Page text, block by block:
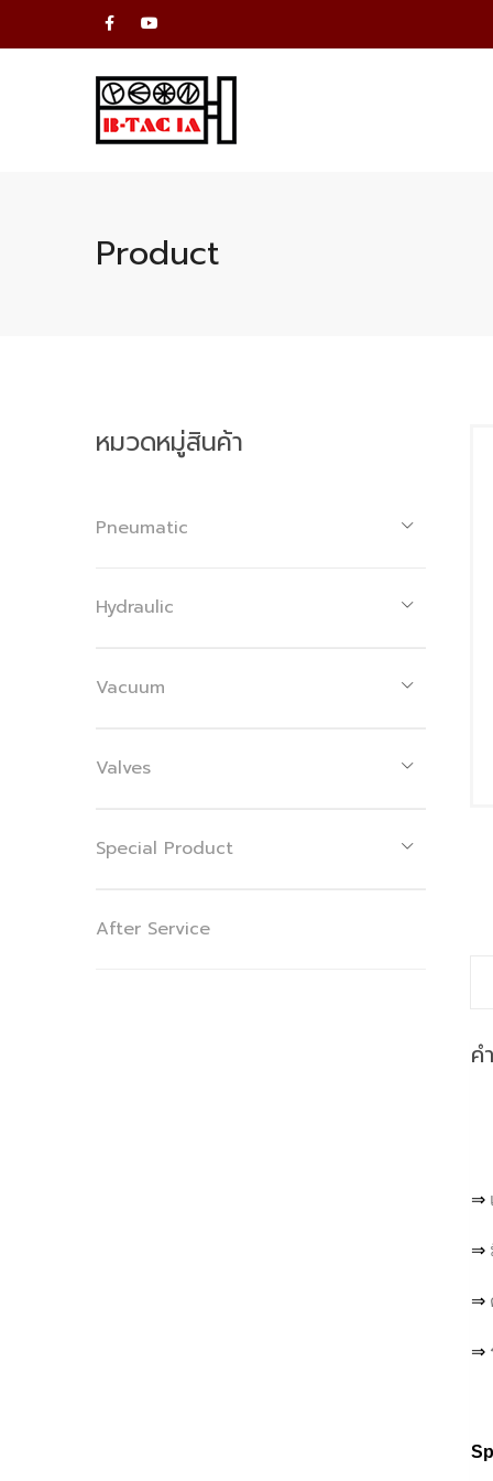
Product
ค
⇒
⇒
⇒
⇒
หมวดหมู่สินค้า
Pneumatic
Hydraulic
Vacuum
Valves
Special Product
After Service